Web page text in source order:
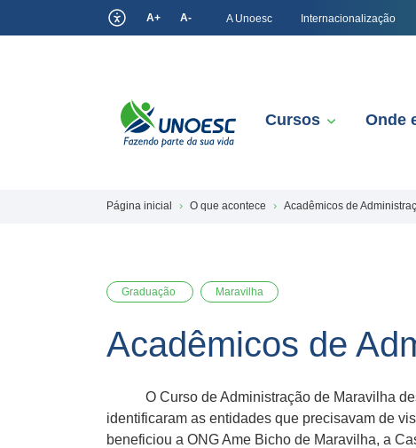
A+ A- A Unoesc Internacionalização
Cursos Onde
Página inicial O que acontece Acadêmicos de
Graduação Maravilha
Acadêmicos de
O Curso de Administração de Maravilha
identificaram as entidades que precisavam de
beneficiou a ONG Ame Bicho de Maravilha, a